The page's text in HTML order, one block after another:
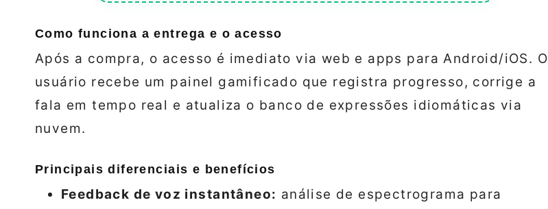
Como funciona a entrega e o acesso
Após a compra, o acesso é imediato via web e apps para Android/iOS. O
usuário recebe um painel gamificado que registra progresso, corrige a
fala em tempo real e atualiza o banco de expressões idiomáticas via
nuvem.
Principais diferenciais e benefícios
Feedback de voz instantâneo: análise de espectrograma para